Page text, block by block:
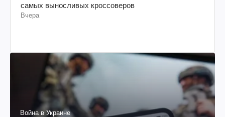
самых выносливых кроссоверов
Вчера
Война в Украине